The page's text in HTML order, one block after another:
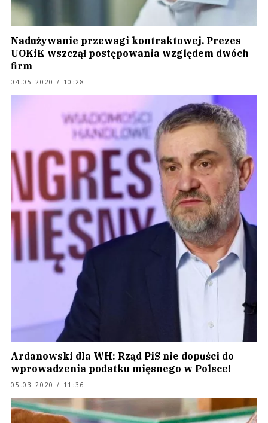
Nadużywanie przewagi kontraktowej. Prezes
UOKiK wszczął postępowania względem dwóch
firm
04.05.2020 / 10:28
Ardanowski dla WH: Rząd PiS nie dopuści do
wprowadzenia podatku mięsnego w Polsce!
05.03.2020 / 11:36